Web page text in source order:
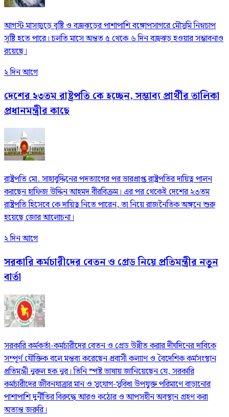
আগস্ট মাসজুড়ে বৃষ্টি ও বজ্রঝড়ের পাশাপাশি বঙ্গোপসাগরে মৌসুমি নিম্নচাপ
সৃষ্টি হতে পারে। চলতি মাসে অন্তত ৫ থেকে ৬ দিন বজ্রঝড় হওয়ার সম্ভাবনাও
রয়েছে।
২ দিন আগে
দেশের ২৩তম রাষ্ট্রপতি কে হচ্ছেন, সম্ভাব্য প্রার্থীর তালিকা
প্রধানমন্ত্রীর কাছে
রাষ্ট্রপতি মো. সাহাবুদ্দিনের পদত্যাগের পর ভারপ্রাপ্ত রাষ্ট্রপতির দায়িত্ব পালন
করছেন হাফিজ উদ্দিন আহমদ বীরবিক্রম। এর পর থেকেই দেশের ২৩তম
রাষ্ট্রপতি হিসেবে কে দায়িত্ব নিতে পারেন, তা নিয়ে রাজনৈতিক অঙ্গনে শুরু
হয়েছে জোর আলোচনা।
২ দিন আগে
সরকারি কর্মচারীদের বেতন ও গ্রেড নিয়ে প্রতিমন্ত্রীর নতুন
বার্তা
সরকারি কর্মকর্তা-কর্মচারীদের বেতন ও গ্রেড উন্নীত করার দীর্ঘদিনের দাবিকে
সম্পূর্ণ যৌক্তিক বলে মন্তব্য করেছেন প্রবাসী কল্যাণ ও বৈদেশিক কর্মসংস্থান
প্রতিমন্ত্রী নুরুল হক নুর। তিনি স্পষ্ট ভাষায় জানিয়েছেন যে, সরকারি
কর্মচারীদের জীবনযাত্রার মান ও সুযোগ-সুবিধা উপযুক্ত পরিমাণে বাড়ানোর
পাশাপাশি দুর্নীতির বিরুদ্ধে আরও কঠোর ও আপসহীন অবস্থান গ্রহণ করা
অত্যন্ত জরুরি।